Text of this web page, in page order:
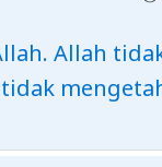
Allah